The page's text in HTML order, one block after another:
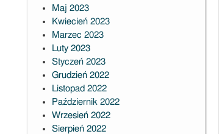
Maj 2023
Kwiecień 2023
Marzec 2023
Luty 2023
Styczeń 2023
Grudzień 2022
Listopad 2022
Październik 2022
Wrzesień 2022
Sierpień 2022